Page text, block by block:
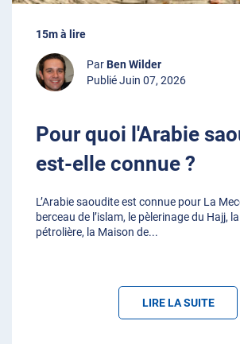
15m à lire
ParBen Wilder
Publié Juin 07, 2026
Pour quoi l'Arabie
est-elle connue ?
L’Arabie saoudite est connue pour La
berceau de l’islam, le pèlerinage du Hajj,
pétrolière, la Maison de...
LIRE LA SUITE